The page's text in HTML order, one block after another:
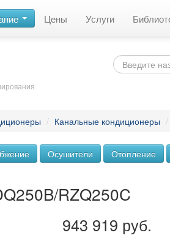
Цены Услуги
/ Канальные кондиционеры /
Осушители Отопление
RZQ250C
943 919 руб.